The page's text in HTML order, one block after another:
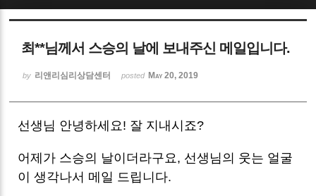
최**님께서 스승의 날에 보내주신 메일입니다.
by 리앤리심리상담센터 posted May 20, 2019
선생님 안녕하세요! 잘 지내시죠?
어제가 스승의 날이더라구요, 선생님의 웃는 얼굴
이 생각나서 메일 드립니다.
Sketchbook5, 스케치북5
Sketchbook5, 스케치북5